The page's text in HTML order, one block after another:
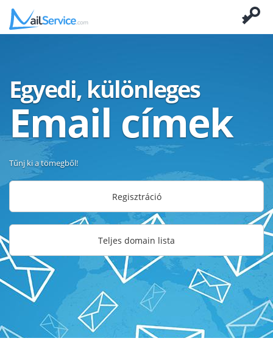
Egyedi, különleges
Email címek
Tűnj ki a tömegből!
Regisztráció
Teljes domain lista